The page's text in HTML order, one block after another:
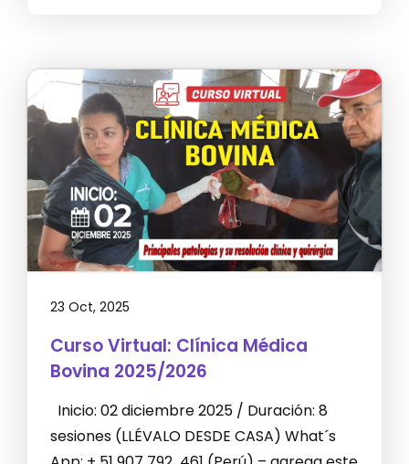
23 Oct, 2025
Curso Virtual: Clínica Médica
Bovina 2025/2026
Inicio: 02 diciembre 2025 / Duración: 8
sesiones (LLÉVALO DESDE CASA) What´s